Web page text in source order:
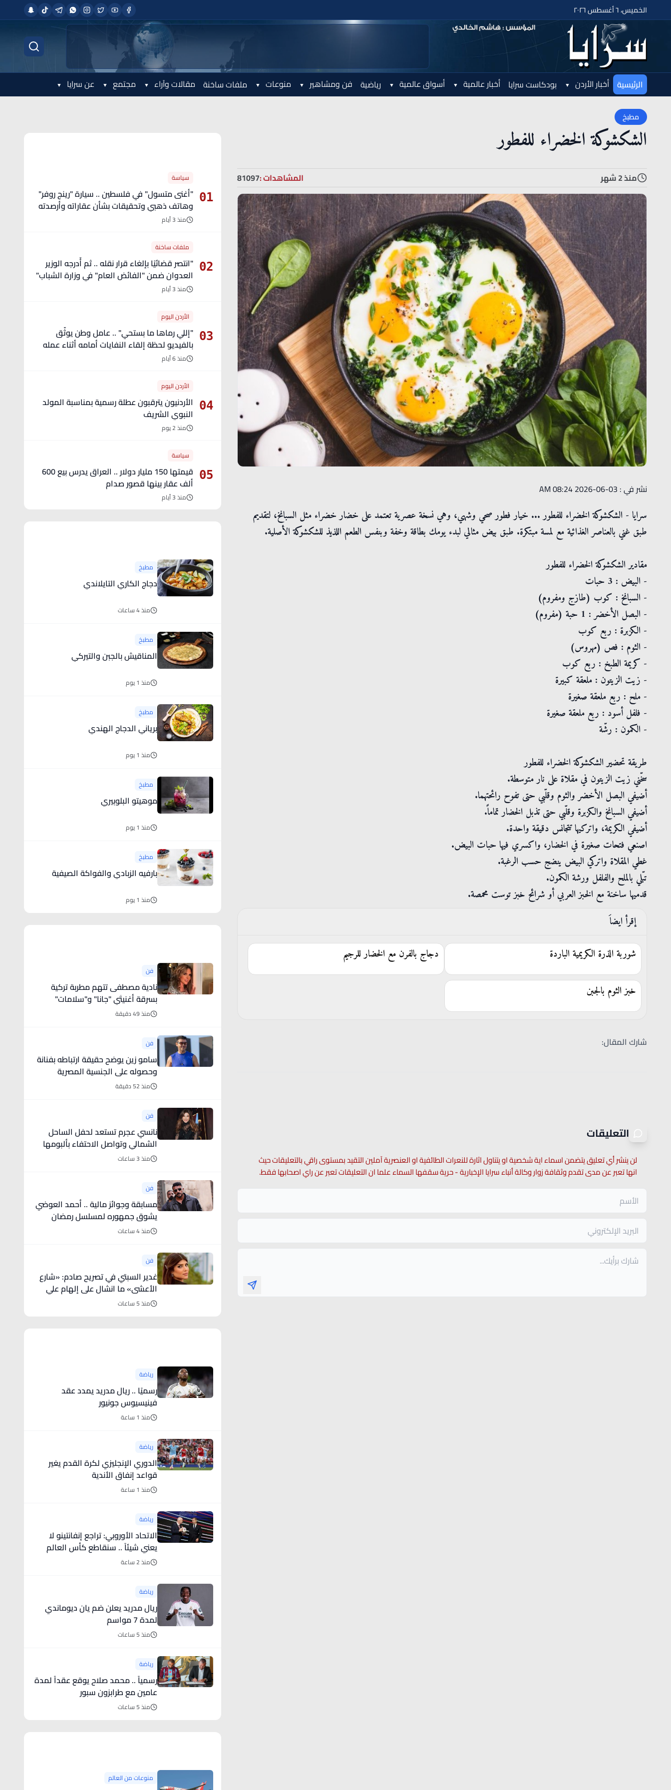
الخميس، ٦ أغسطس ٢٠٢٦
الرئيسية أخبار الأردن بودكاست سرايا أخبار عالمية أسواق عالمية رياضية فن ومشاهير منوعات ملفات ساخنة مقالات وآراء مجتمع عن سرايا
مطبخ
الشكشوكة الخضراء للفطور
منذ 2 شهر المشاهدات :81097
نشر في : 03-06-2026 08:24 AM
سرايا - الشكشوكة الخضراء للفطور ... خيار فطور صحي وشهي، وهي نسخة عصرية تعتمد على خضار خضراء مثل السبانخ، لتقديم
طبق غني بالعناصر الغذائية مع لمسة مبتكرة. طبق بيض مثالي لبدء يومك بطاقة وخفة وبنفس الطعم اللذيذ للشكشوكة الأصلية.
مقادير الشكشوكة الخضراء للفطور
- البيض : 3 حبات
- السبانخ : كوب (طازج ومفروم)
- البصل الأخضر : 1 حبة (مفروم)
- الكزبرة : ربع كوب
- الثوم : فص (مهروس)
- كريمة الطبخ : ربع كوب
- زيت الزيتون : ملعقة كبيرة
- ملح : ربع ملعقة صغيرة
- فلفل أسود : ربع ملعقة صغيرة
- الكمون : رشّة
طريقة تحضير الشكشوكة الخضراء للفطور
سخّني زيت الزيتون في مقلاة على نار متوسطة.
أضيفي البصل الأخضر والثوم وقلّبي حتى تفوح رائحتهما.
أضيفي السبانخ والكزبرة وقلّبي حتى تذبل الخضار تماماً.
أضيفي الكريمة، واتركيها تتجانس دقيقة واحدة.
اصنعي فتحات صغيرة في الخضار، واكسري فيها حبات البيض.
غطي المقلاة واتركي البيض ينضج حسب الرغبة.
تبّلي بالملح والفلفل ورشة الكمون.
قدميها ساخنة مع الخبز العربي أو شرائح خبز توست محمصة.
إقرأ ايضاَ
شوربة الذرة الكريمية الباردة
دجاج بالفرن مع الخضار للرجيم
خبز الثوم بالجبن
شارك المقال:
التعليقات
لن ينشر أي تعليق يتضمن اسماء اية شخصية او يتناول اثارة للنعرات الطائفية او العنصرية آملين التقيد بمستوى راقي بالتعليقات حيث
انها تعبر عن مدى تقدم وثقافة زوار وكالة أنباء سرايا الإخبارية - حرية سقفها السماء علما ان التعليقات تعبر عن راي اصحابها فقط.
01
سياسة
"أغنى متسول" في فلسطين .. سيارة "رينج روفر"
وهاتف ذهبي وتحقيقات بشأن عقاراته وأرصدته
منذ 3 أيام
02
ملفات ساخنة
"انتصر قضائيًا بإلغاء قرار نقله .. ثم أُدرجه الوزير
العدوان ضمن "الفائض العام" في وزارة الشباب"
- تفاصيل
منذ 3 أيام
03
الأردن اليوم
"إللي رماها ما بستحي" .. عامل وطن يوثّق
بالفيديو لحظة إلقاء النفايات أمامه أثناء عمله
منذ 6 أيام
04
الأردن اليوم
الأردنيون يترقبون عطلة رسمية بمناسبة المولد
النبوي الشريف
منذ 2 يوم
05
سياسة
قيمتها 150 مليار دولار .. العراق يدرس بيع 600
ألف عقار بينها قصور صدام
منذ 3 أيام
مطبخ
دجاج الكاري التايلاندي
منذ 4 ساعات
مطبخ
المناقيش بالجبن والتيركي
منذ 1 يوم
مطبخ
برياني الدجاج الهندي
منذ 1 يوم
مطبخ
موهيتو البلوبيري
منذ 1 يوم
مطبخ
بارفيه الزبادي والفواكة الصيفية
منذ 1 يوم
فن
نادية مصطفى تتهم مطربة تركية
بسرقة أغنيتَي "جانا" و"سلامات"
منذ 49 دقيقة
فن
سامو زين يوضح حقيقة ارتباطه بفنانة
وحصوله على الجنسية المصرية
منذ 52 دقيقة
فن
نانسي عجرم تستعد لحفل الساحل
الشمالي وتواصل الاحتفاء بألبومها
منذ 3 ساعات
فن
مسابقة وجوائز مالية .. أحمد العوضي
يشوق جمهوره لمسلسل رمضان
2027
منذ 4 ساعات
فن
غدير السبتي في تصريح صادم: «شارع
الأعشى» ما انشال على إلهام علي
وحدها
منذ 5 ساعات
رياضة
رسميًا .. ريال مدريد يمدد عقد
فينيسيوس جونيور
منذ 1 ساعة
رياضة
الدوري الإنجليزي لكرة القدم يغير
قواعد إنفاق الأندية
منذ 1 ساعة
رياضة
الاتحاد الأوروبي: تراجع إنفانتينو لا
يعني شيئاً .. سنقاطع كأس العالم
منذ 2 ساعة
رياضة
ريال مدريد يعلن ضم يان ديوماندي
لمدة 7 مواسم
منذ 5 ساعات
رياضة
رسمياً .. محمد صلاح يوقع عقداً لمدة
عامين مع طرابزون سبور
منذ 5 ساعات
منوعات من العالم